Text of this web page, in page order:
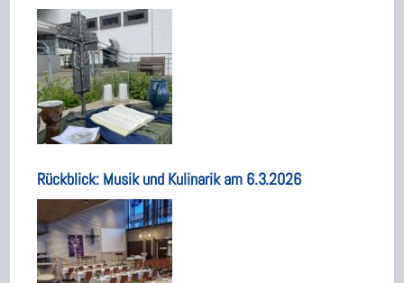
Rückblick: Musik und Kulinarik am 6.3.2026